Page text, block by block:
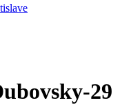
29